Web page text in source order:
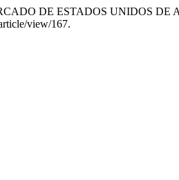
DE ESTADOS UNIDOS
view/167.